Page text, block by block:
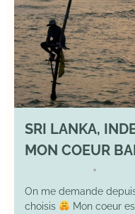
SRI LANKA,
MON COEUR
•
On me demande
choisis
Mon coeur